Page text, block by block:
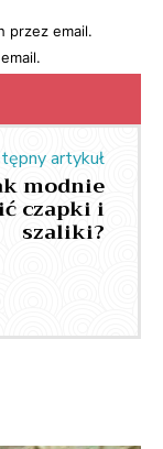
przez email.
artykuł
modnie
czapki i
szaliki?